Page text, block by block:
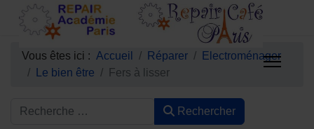
Vous êtes ici : Accueil Réparer
Electroménager
Le bien être
Fers à lisser
Rechercher